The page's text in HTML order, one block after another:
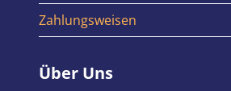
Zahlungsweisen
Über Uns